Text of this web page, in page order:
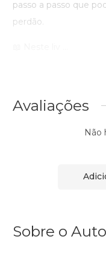
passo a passo que
perdão.
Avaliações
Não
Sobre o